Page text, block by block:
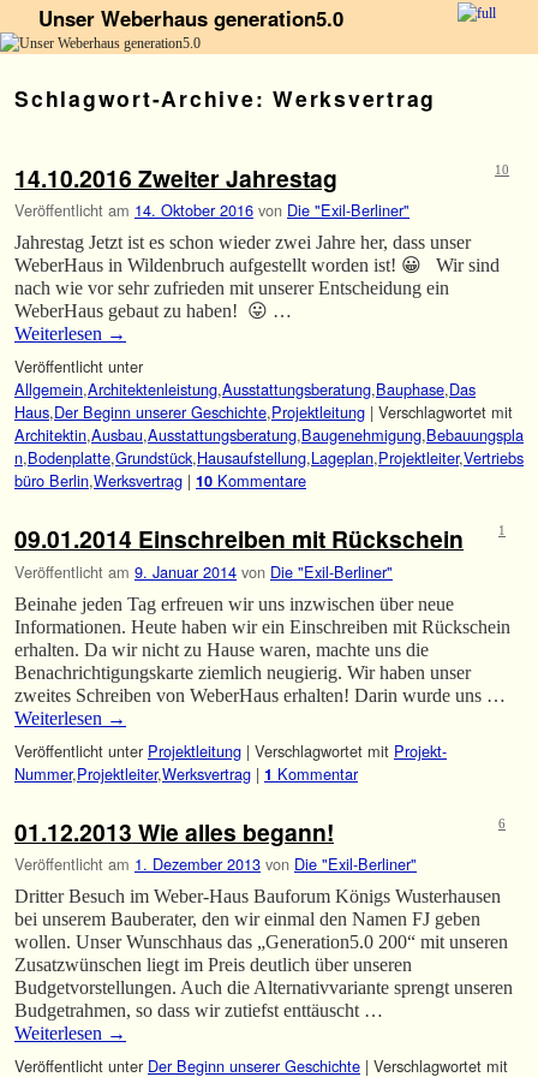
Unser Weberhaus generation5.0
Schlagwort-Archive:Werksvertrag
14.10.2016 Zweiter Jahrestag
Veröffentlicht am 14. Oktober 2016 von Die "Exil-Berliner"
10
Jahrestag Jetzt ist es schon wieder zwei Jahre her, dass unser
WeberHaus in Wildenbruch aufgestellt worden ist! 😀 Wir sind
nach wie vor sehr zufrieden mit unserer Entscheidung ein
WeberHaus gebaut zu haben! 😛 …
Weiterlesen →
Veröffentlicht unter
Allgemein,Architektenleistung,Ausstattungsberatung,Bauphase,Das
Haus,Der Beginn unserer Geschichte,Projektleitung | Verschlagwortet mit
Architektin,Ausbau,Ausstattungsberatung,Baugenehmigung,Bebauungspla
n,Bodenplatte,Grundstück,Hausaufstellung,Lageplan,Projektleiter,Vertriebs
büro Berlin,Werksvertrag | 10 Kommentare
09.01.2014 Einschreiben mit Rückschein
Veröffentlicht am 9. Januar 2014 von Die "Exil-Berliner"
1
Beinahe jeden Tag erfreuen wir uns inzwischen über neue
Informationen. Heute haben wir ein Einschreiben mit Rückschein
erhalten. Da wir nicht zu Hause waren, machte uns die
Benachrichtigungskarte ziemlich neugierig. Wir haben unser
zweites Schreiben von WeberHaus erhalten! Darin wurde uns …
Weiterlesen →
Veröffentlicht unter Projektleitung | Verschlagwortet mit Projekt-
Nummer,Projektleiter,Werksvertrag | 1 Kommentar
01.12.2013 Wie alles begann!
Veröffentlicht am 1. Dezember 2013 von Die "Exil-Berliner"
6
Dritter Besuch im Weber-Haus Bauforum Königs Wusterhausen
bei unserem Bauberater, den wir einmal den Namen FJ geben
wollen. Unser Wunschhaus das „Generation5.0 200“ mit unseren
Zusatzwünschen liegt im Preis deutlich über unseren
Budgetvorstellungen. Auch die Alternativvariante sprengt unseren
Budgetrahmen, so dass wir zutiefst enttäuscht …
Weiterlesen →
Veröffentlicht unter Der Beginn unserer Geschichte | Verschlagwortet mit